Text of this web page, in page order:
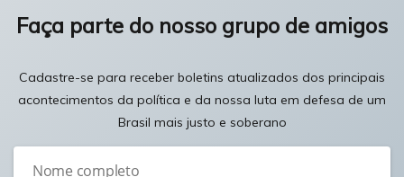
Faça parte do nosso grupo de amigos
Cadastre-se para receber boletins atualizados dos principais
acontecimentos da política e da nossa luta em defesa de um
Brasil mais justo e soberano